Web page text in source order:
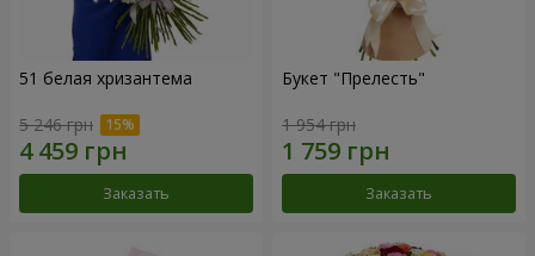
51 белая хризантема
5 246 грн
Заказать
Букет "Прелесть"
1 954 грн
Заказать